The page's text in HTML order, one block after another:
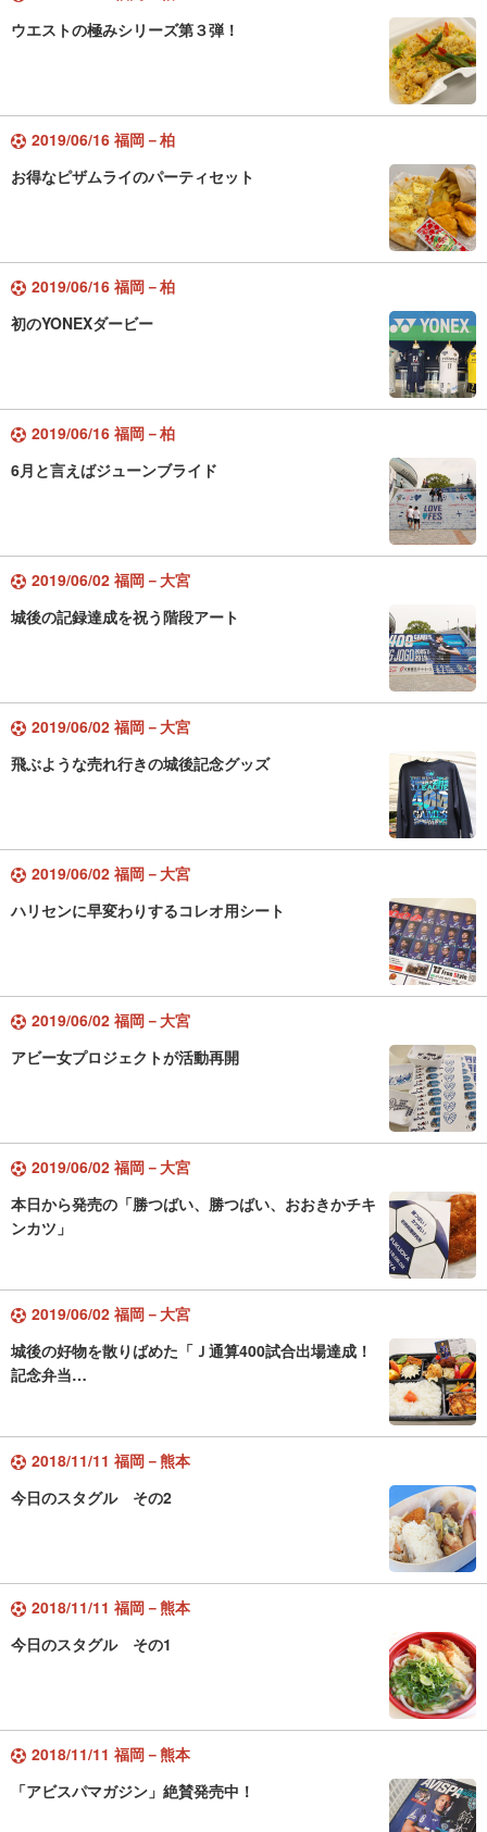
ウエストの極みシリーズ第３弾！
2019/06/16 福岡－柏
お得なピザムライのパーティセット
2019/06/16 福岡－柏
初のYONEXダービー
2019/06/16 福岡－柏
6月と言えばジューンブライド
2019/06/02 福岡－大宮
城後の記録達成を祝う階段アート
2019/06/02 福岡－大宮
飛ぶような売れ行きの城後記念グッズ
2019/06/02 福岡－大宮
ハリセンに早変わりするコレオ用シート
2019/06/02 福岡－大宮
アビー女プロジェクトが活動再開
2019/06/02 福岡－大宮
本日から発売の「勝つばい、勝つばい、おおきかチキ
ンカツ」
2019/06/02 福岡－大宮
城後の好物を散りばめた「Ｊ通算400試合出場達成！
記念弁当…
2018/11/11 福岡－熊本
今日のスタグル その2
2018/11/11 福岡－熊本
今日のスタグル その1
2018/11/11 福岡－熊本
「アビスパマガジン」絶賛発売中！